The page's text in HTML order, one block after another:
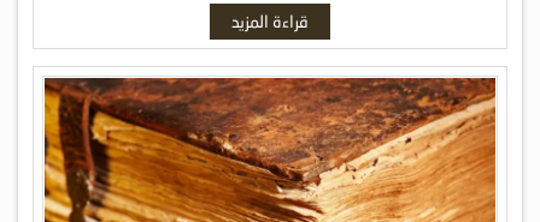
قراءة المزيد